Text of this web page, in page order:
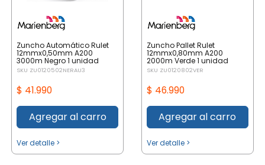
Zuncho Automático Rulet
12mmx0,50mm A200
3000m Negro 1 unidad
SKU ZU0120502NERAU3
$ 41.990
Agregar al carro
Ver detalle >
Zuncho Pallet Rulet
12mmx0,80mm A200
2000m Verde 1 unidad
SKU ZU0120802VER
$ 46.990
Agregar al carro
Ver detalle >